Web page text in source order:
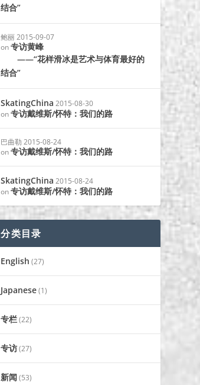
结合”
鲍丽2015-09-07
on专访黄峰
——“花样滑冰是艺术与体育最好的
结合”
SkatingChina 2015-08-30
on专访戴维斯/怀特：我们的路
巴曲勒 2015-08-24
on专访戴维斯/怀特：我们的路
SkatingChina 2015-08-24
on专访戴维斯/怀特：我们的路
分类目录
English (27)
Japanese(1)
专栏(22)
专访(27)
新闻(53)